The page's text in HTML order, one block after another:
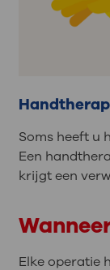
Soms heeft u
Een
krijgt een
Elke operatie